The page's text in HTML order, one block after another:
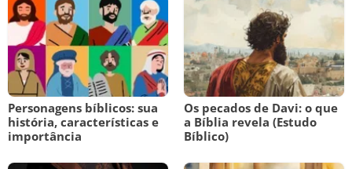
Personagens bíblicos: sua
história, características e
importância
Os pecados de Davi: o que
a Bíblia revela (Estudo
Bíblico)